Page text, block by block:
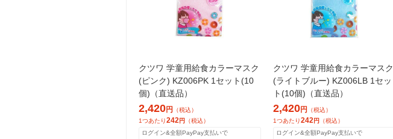
クツワ 学童用給食カラーマスク
(ピンク) KZ006PK 1セット(10
個)（直送品）
2,420円 （税込）
1つあたり242 円 （税込）
ログイン&全額PayPay支払いで
クツワ 学童用給食カラーマスク
(ライトブルー) KZ006LB 1セッ
ト(10個)（直送品）
2,420円 （税込）
1つあたり242 円 （税込）
ログイン&全額PayPay支払いで